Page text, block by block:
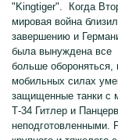
"Kingtiger". Когда
мировая война
завершению и
была вынуждена все
больше обороняться,
мобильных силах
защищенные танки с
Т-34 Гитлер и
неподготовленными.